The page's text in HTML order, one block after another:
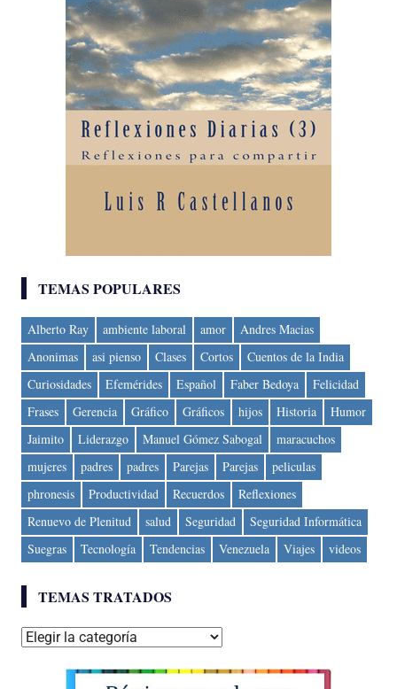
TEMAS POPULARES
Alberto Ray ambiente laboral amor
Andres Macias
Anonimas
asi pienso Clases Cortos
Cuentos de la India
Curiosidades
Efemérides Español Faber Bedoya
Felicidad
Frases
Gerencia Gráfico Gráficos hijos Historia
Humor
Jaimito
Liderazgo Manuel Gómez Sabogal
maracuchos
mujeres
padres padres Parejas Parejas
peliculas
phronesis
Productividad Recuerdos
Reflexiones
Renuevo de Plenitud
salud Seguridad
Seguridad Informática
Suegras
Tecnología Tendencias Venezuela Viajes videos
TEMAS TRATADOS
Temas